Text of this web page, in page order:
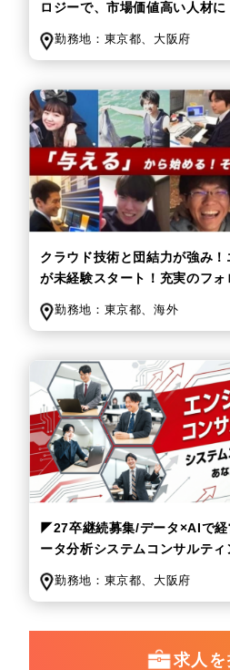
ロジーで、市場価値高い人材に
勤務地： 東京都、 大阪府
クラウド技術と団結力が強み
が未経験スタート！充実のフォ
勤務地： 東京都、海外
◤27卒継続募集/データ×AIで
ータ分析システムコンサルティ
勤務地： 東京都、 大阪府
求人